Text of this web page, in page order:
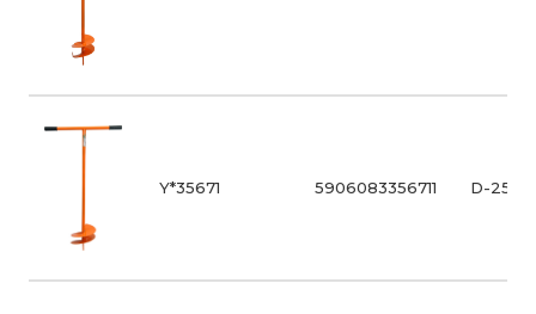
Y*35671 5906083356711 D-25/